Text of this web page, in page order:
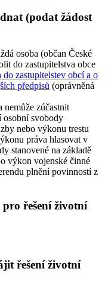
(podat žádost
osoba (občan České
do zastupitelstva obce
zastupitelstev obcí a o
předpisů (oprávněná
nemůže zúčastnit
osobní svobody
nebo výkonu trestu
práva hlasovat v
stanovené na základě
výkon vojenské činné
plnění povinností z
řešení životní
řešení životní